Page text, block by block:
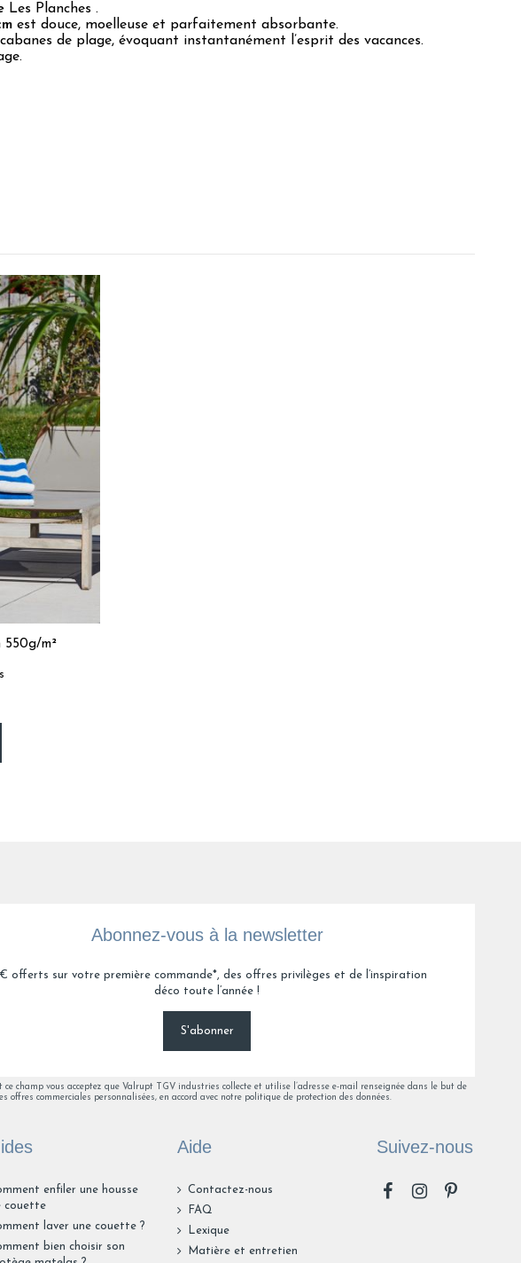
Les Planches .
est douce, moelleuse et parfaitement absorbante.
de plage, évoquant instantanément l’esprit des vacances.
du26/03/2026 parJEROME D.
23/03/2026 par Jean-Claude C.
1 2 3
550g/m²
Abonnez-vous à la newsletter
offerts sur votre première commande*, des offres privilèges et de l’inspiration
déco toute l’année !
S'abonner
ce champ vous acceptez que Valrupt TGV industries collecte et utilise l’adresse e-mail renseignée dans le but de
offres commerciales personnalisées, en accord avec notre politique de protection des données.
enfiler une housse
couette
laver une couette ?
bien choisir son
Aide
Contactez-nous
FAQ
Lexique
Matière et entretien
Suivez-nous